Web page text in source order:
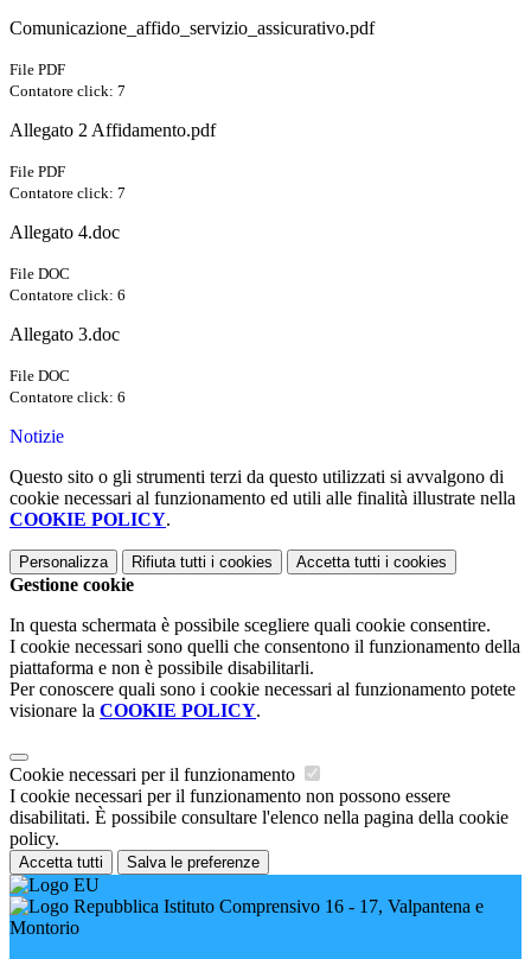
Comunicazione_affido_servizio_assicurativo.pdf
File PDF
Contatore click: 7
Allegato 2 Affidamento.pdf
File PDF
Contatore click: 7
Allegato 4.doc
File DOC
Contatore click: 6
Allegato 3.doc
File DOC
Contatore click: 6
Notizie
Questo sito o gli strumenti terzi da questo utilizzati si avvalgono di
cookie necessari al funzionamento ed utili alle finalità illustrate nella
COOKIE POLICY.
Personalizza Rifiuta tutti i cookies Accetta tutti i cookies
Gestione cookie
In questa schermata è possibile scegliere quali cookie consentire.
I cookie necessari sono quelli che consentono il funzionamento della
piattaforma e non è possibile disabilitarli.
Per conoscere quali sono i cookie necessari al funzionamento potete
visionare la COOKIE POLICY.
Cookie necessari per il funzionamento
I cookie necessari per il funzionamento non possono essere
disabilitati. È possibile consultare l'elenco nella pagina della cookie
policy.
Accetta tutti Salva le preferenze
Istituto Comprensivo 16 - 17, Valpantena e
Montorio